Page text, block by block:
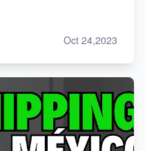
Oct 24,2023